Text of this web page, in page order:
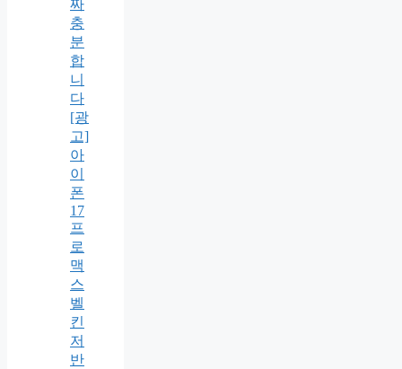
짜
충
분
합
니
다
[광
고]
아
이
폰
17
프
로
맥
스
벨
킨
저
반